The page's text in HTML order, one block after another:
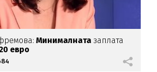
Минималната заплата
евро